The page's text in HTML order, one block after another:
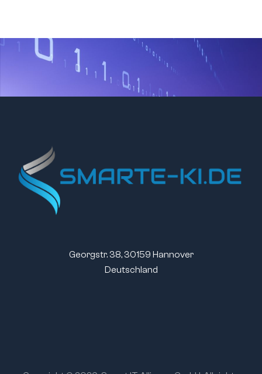
Georgstr. 38, 30159 Hannover
Deutschland